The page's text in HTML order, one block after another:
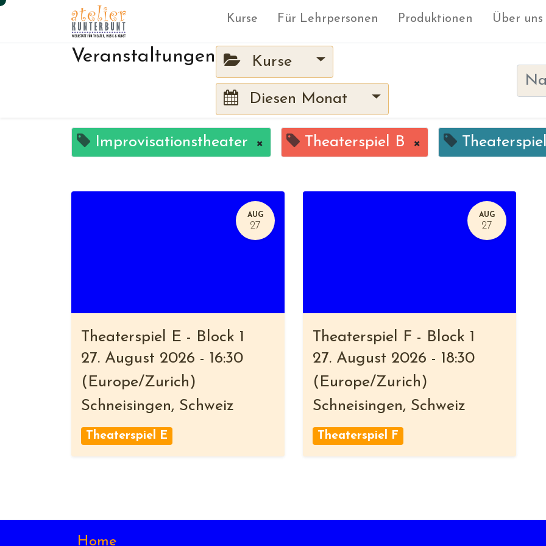
Kurse Für Lehrpersonen Produktionen Über uns
Veranstaltungen Kurse
Diesen Monat
Improvisationstheater × Theaterspiel B ×
AUG
27
Theaterspiel E - Block 1
27. August 2026 - 16:30
( Europe/Zurich )
Schneisingen, Schweiz
Theaterspiel E
AUG
27
Theaterspiel F - Block 1
27. August 2026 - 18:30
( Europe/Zurich )
Schneisingen, Schweiz
Theaterspiel F
Home